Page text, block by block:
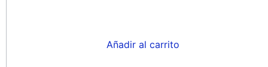
Añadir al carrito